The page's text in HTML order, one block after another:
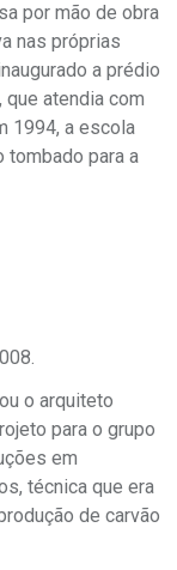
por mão de obra
nas próprias
a prédio
que atendia com
1994, a escola
tombado para a
o arquiteto
para o grupo
em
técnica que era
de carvão